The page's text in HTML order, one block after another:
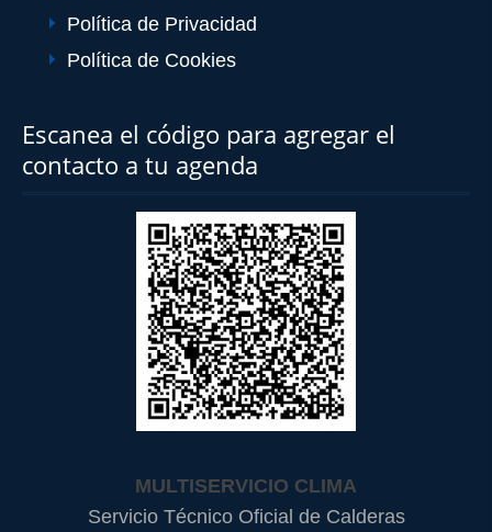
Política de Privacidad
Política de Cookies
Escanea el código para agregar el
contacto a tu agenda
MULTISERVICIO CLIMA
Servicio Técnico Oficial de Calderas